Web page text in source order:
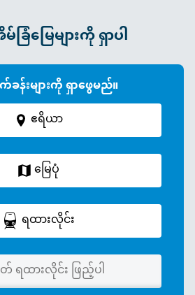
ခြံမြေများကို ရှာပါ
န်းများကို ရှာဖွေမည်။
ဧရိယာ
မြေပုံ
ရထားလိုင်း